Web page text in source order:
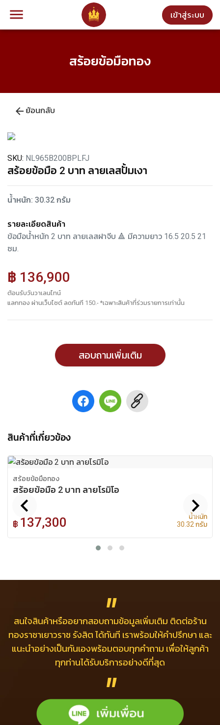
menu เข้าสู่ระบบ
สร้อยข้อมือทอง
arrow_back ย้อนกลับ
SKU: NL965B200BPLFJ
สร้อยข้อมือ 2 บาท ลายเลสปั้มเงา
น้ำหนัก: 30.32 กรัม
รายละเอียดสินค้า
ข้อมือน้ำหนัก 2 บาท ลายเลสฝาจีบ 🔺 มีความยาว 16.5 20.5 21
ซม.
฿ 136,900
ต้อนรับวันวาเลนไทน์
แลกทอง ผ่านเว็บไซต์ ลดทันที 150.- *เฉพาะสินค้าที่ร่วมรายการเท่านั้น
สอบถามเพิ่มเติม
สินค้าที่เกี่ยวข้อง
สร้อยข้อมือทอง
สร้อยข้อมือ 2 บาท ลายโรมิโอ
฿ 137,300
น้ำหนัก
30.32 กรัม
chevron_left chevron_right
สนใจสินค้าหรืออยากสอบถามข้อมูลเพิ่มเติม ติดต่อร้าน
ทองราชาเยาวราช รังสิต ได้ทันที เราพร้อมให้คำปรึกษา และ
แนะนำอย่างเป็นกันเองพร้อมตอบทุกคำถาม เพื่อให้ลูกค้า
ทุกท่านได้รับบริการอย่างดีที่สุด